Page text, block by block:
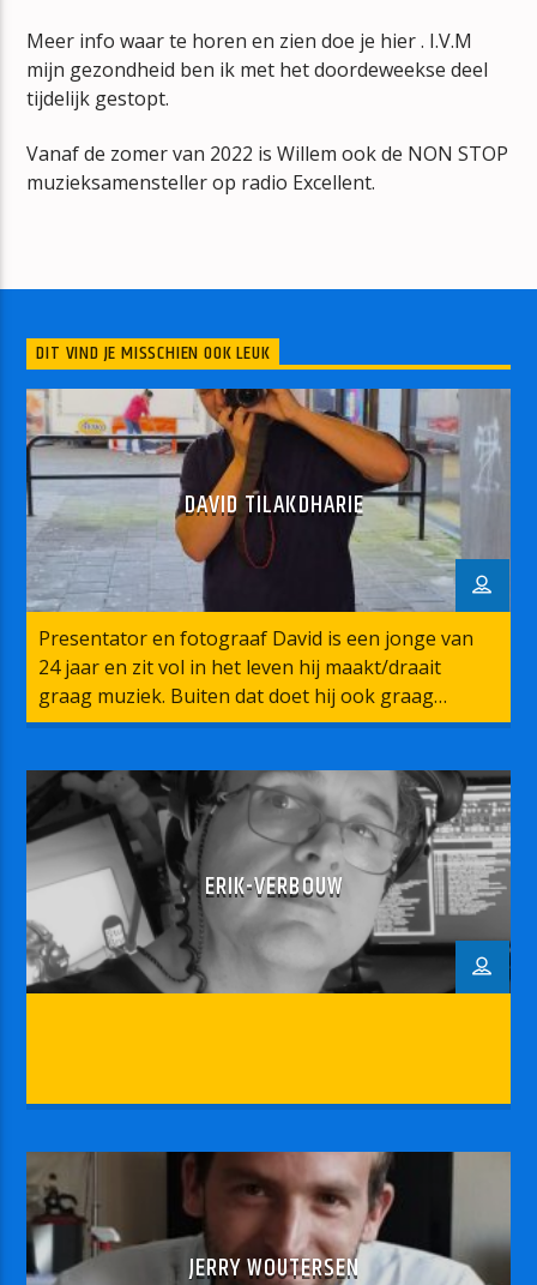
Meer info waar te horen en zien doe je hier . I.V.M
mijn gezondheid ben ik met het doordeweekse deel
tijdelijk gestopt.
Vanaf de zomer van 2022 is Willem ook de NON STOP
muzieksamensteller op radio Excellent.
DIT VIND JE MISSCHIEN OOK LEUK
DAVID TILAKDHARIE
Presentator en fotograaf David is een jonge van
24 jaar en zit vol in het leven hij maakt/draait
graag muziek. Buiten dat doet hij ook graag
fotograferen op evenementen hij wilt graag de
ERIK-VERBOUW
JERRY WOUTERSEN